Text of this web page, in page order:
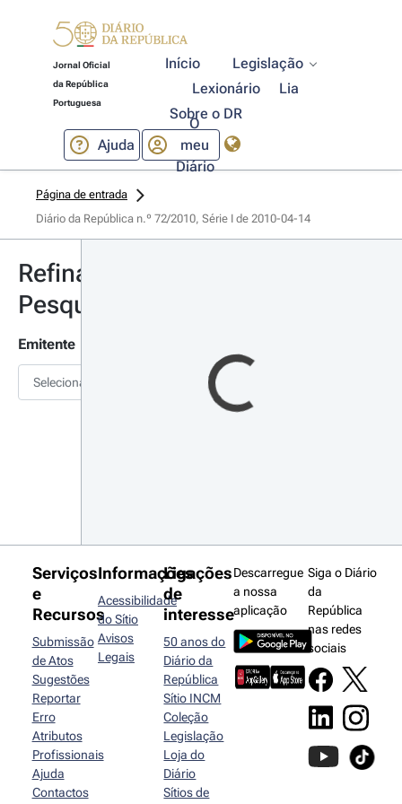
Jornal Oficial
da República
Portuguesa
Início
Legislação
Lexionário
Lia
Sobre o DR
Ajuda
O
meu
Diário
Página de entrada
Diário da República n.º 72/2010, Série I de 2010-04-14
Refinar
Pesquisa
Emitente
Selecionar
Serviços
e
Recursos
Submissão
de Atos
Sugestões
Reportar
Erro
Atributos
Profissionais
Ajuda
Contactos
Informações
Acessibilidade
do Sítio
Avisos
Legais
Ligações
de
interesse
50 anos do
Diário da
República
Sítio INCM
Coleção
Legislação
Loja do
Diário
Sítios de
Descarregue
a nossa
aplicação
Siga o Diário
da
República
nas redes
sociais